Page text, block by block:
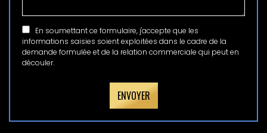
En soumettant ce formulaire, j'accepte que les
informations saisies soient exploitées dans le cadre de la
demande formulée et de la relation commerciale qui peut en
découler.